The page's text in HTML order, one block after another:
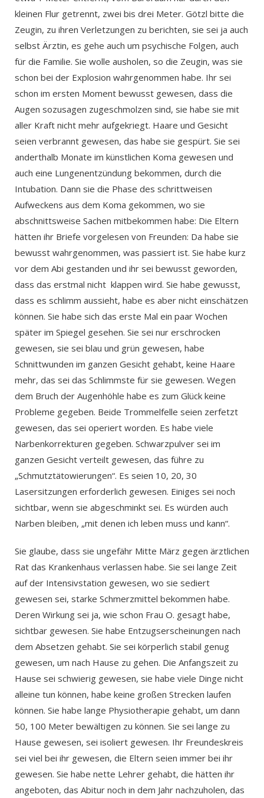
kleinen Flur getrennt, zwei bis drei Meter. Götzl bitte die
Zeugin, zu ihren Verletzungen zu berichten, sie sei ja auch
selbst Ärztin, es gehe auch um psychische Folgen, auch
für die Familie. Sie wolle ausholen, so die Zeugin, was sie
schon bei der Explosion wahrgenommen habe. Ihr sei
schon im ersten Moment bewusst gewesen, dass die
Augen sozusagen zugeschmolzen sind, sie habe sie mit
aller Kraft nicht mehr aufgekriegt. Haare und Gesicht
seien verbrannt gewesen, das habe sie gespürt. Sie sei
anderthalb Monate im künstlichen Koma gewesen und
auch eine Lungenentzündung bekommen, durch die
Intubation. Dann sie die Phase des schrittweisen
Aufweckens aus dem Koma gekommen, wo sie
abschnittsweise Sachen mitbekommen habe: Die Eltern
hätten ihr Briefe vorgelesen von Freunden: Da habe sie
bewusst wahrgenommen, was passiert ist. Sie habe kurz
vor dem Abi gestanden und ihr sei bewusst geworden,
dass das erstmal nicht klappen wird. Sie habe gewusst,
dass es schlimm aussieht, habe es aber nicht einschätzen
können. Sie habe sich das erste Mal ein paar Wochen
später im Spiegel gesehen. Sie sei nur erschrocken
gewesen, sie sei blau und grün gewesen, habe
Schnittwunden im ganzen Gesicht gehabt, keine Haare
mehr, das sei das Schlimmste für sie gewesen. Wegen
dem Bruch der Augenhöhle habe es zum Glück keine
Probleme gegeben. Beide Trommelfelle seien zerfetzt
gewesen, das sei operiert worden. Es habe viele
Narbenkorrekturen gegeben. Schwarzpulver sei im
ganzen Gesicht verteilt gewesen, das führe zu
„Schmutztätowierungen“. Es seien 10, 20, 30
Lasersitzungen erforderlich gewesen. Einiges sei noch
sichtbar, wenn sie abgeschminkt sei. Es würden auch
Narben bleiben, „mit denen ich leben muss und kann“.
Sie glaube, dass sie ungefähr Mitte März gegen ärztlichen
Rat das Krankenhaus verlassen habe. Sie sei lange Zeit
auf der Intensivstation gewesen, wo sie sediert
gewesen sei, starke Schmerzmittel bekommen habe.
Deren Wirkung sei ja, wie schon Frau O. gesagt habe,
sichtbar gewesen. Sie habe Entzugserscheinungen nach
dem Absetzen gehabt. Sie sei körperlich stabil genug
gewesen, um nach Hause zu gehen. Die Anfangszeit zu
Hause sei schwierig gewesen, sie habe viele Dinge nicht
alleine tun können, habe keine großen Strecken laufen
können. Sie habe lange Physiotherapie gehabt, um dann
50, 100 Meter bewältigen zu können. Sie sei lange zu
Hause gewesen, sei isoliert gewesen. Ihr Freundeskreis
sei viel bei ihr gewesen, die Eltern seien immer bei ihr
gewesen. Sie habe nette Lehrer gehabt, die hätten ihr
angeboten, das Abitur noch in dem Jahr nachzuholen, das